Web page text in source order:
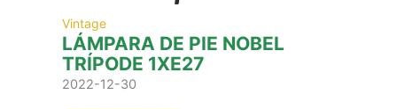
Vintage
LÁMPARA DE PIE NOBEL
TRÍPODE 1XE27
2022-12-30